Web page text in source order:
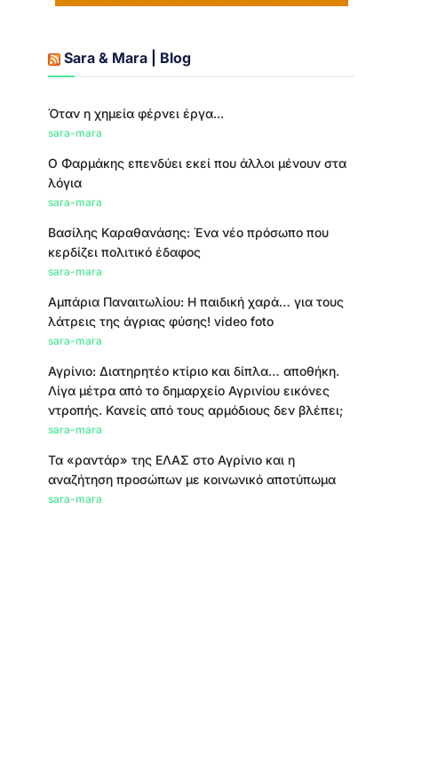
Sara & Mara | Blog
Όταν η χημεία φέρνει έργα...
sara-mara
Ο Φαρμάκης επενδύει εκεί που άλλοι μένουν στα
λόγια
sara-mara
Βασίλης Καραθανάσης: Ένα νέο πρόσωπο που
κερδίζει πολιτικό έδαφος
sara-mara
Αμπάρια Παναιτωλίου: Η παιδική χαρά… για τους
λάτρεις της άγριας φύσης! video foto
sara-mara
Αγρίνιο: Διατηρητέο κτίριο και δίπλα… αποθήκη.
Λίγα μέτρα από το δημαρχείο Αγρινίου εικόνες
ντροπής. Κανείς από τους αρμόδιους δεν βλέπει;
sara-mara
Τα «ραντάρ» της ΕΛΑΣ στο Αγρίνιο και η
αναζήτηση προσώπων με κοινωνικό αποτύπωμα
sara-mara